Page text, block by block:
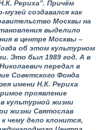
Рериха”. Причём
создавался как
Москвы на
выделило
в центре Москвы –
об этом культурном
Это был 1989 год. А в
передал в
Советского Фонда
имени Н.К. Рериха
проявление
культурной жизни
жизни Святослав
чему дело клонится,